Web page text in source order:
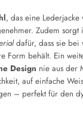
, das eine Lederjacke
Zudem sorgt
dafür, dass sie bei
Form behält. Ein
Design nie aus der
auf einfache
– perfekt für den